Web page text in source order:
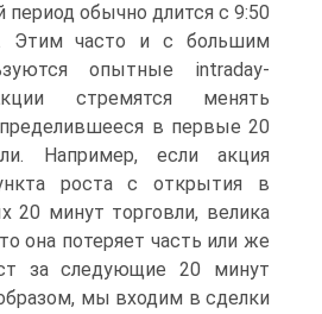
период обычно длится с 9:50
Этим часто и с большим
опытные intraday-
стремятся менять
в первые 20
Например, если акция
роста с открытия в
20 минут торговли, велика
она потеряет часть или же
за следующие 20 минут
мы входим в сделки